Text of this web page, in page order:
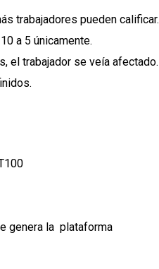
trabajadores pueden calificar.
a 5 únicamente.
el trabajador se veía afectado.
genera la plataforma